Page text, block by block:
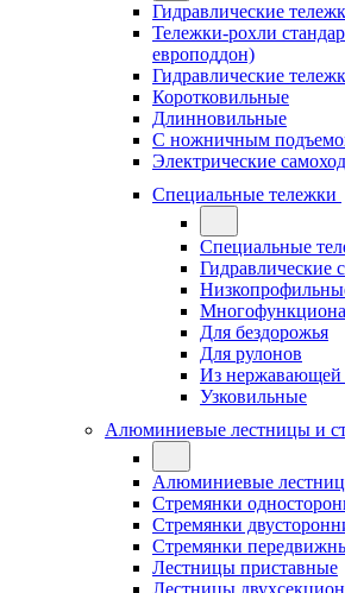
Гидравлические
Тележки-рохли
европоддон)
Гидравлические
Коротковильные
Длинновильные
С ножничным
Электрические
Специальные тележки
Специальные
Гидравлические
Для бездорожья
Для рулонов
Из нержавающей
Узковильные
Алюминиевые лестницы и
Алюминиевые
Стремянки
Стремянки
Стремянки
Лестницы приставные
Лестницы